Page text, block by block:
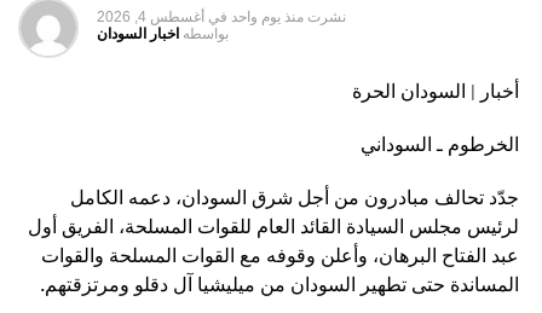
نشرت منذ يوم واحد في أغسطس 4, 2026
بواسطه اخبار السودان
أخبار | السودان الحرة
الخرطوم ـ السوداني
جدّد تحالف مبادرون من أجل شرق السودان، دعمه الكامل
لرئيس مجلس السيادة القائد العام للقوات المسلحة، الفريق أول
عبد الفتاح البرهان، وأعلن وقوفه مع القوات المسلحة والقوات
المساندة حتى تطهير السودان من ميليشيا آل دقلو ومرتزقتهم.